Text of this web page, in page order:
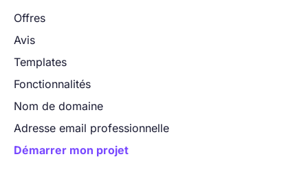
Offres
Avis
Templates
Fonctionnalités
Nom de domaine
Adresse email professionnelle
Démarrer mon projet